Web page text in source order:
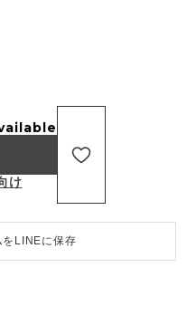
け
をLINEに保存